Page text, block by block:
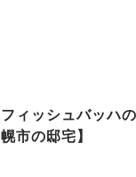
フィッシュバッハ
幌市の邸宅】